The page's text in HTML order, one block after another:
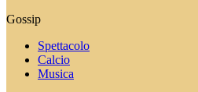
Gossip
Spettacolo
Calcio
Musica